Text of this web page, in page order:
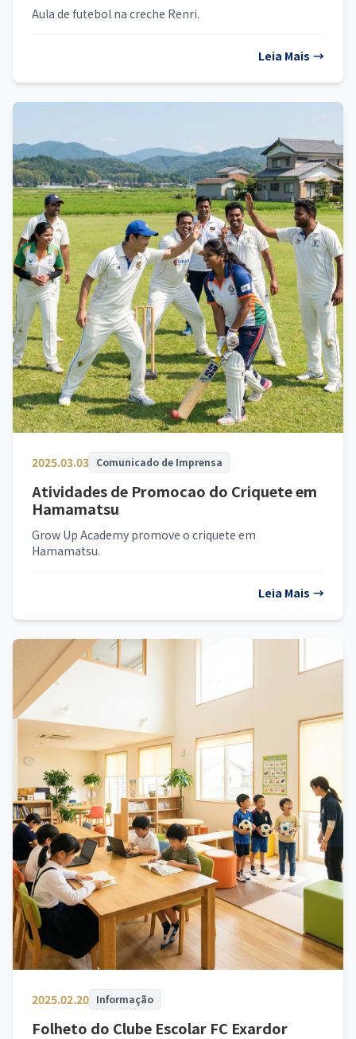
Aula de futebol na creche Renri.
Leia Mais →
2025.03.03 Comunicado de Imprensa
Atividades de Promocao do Criquete em
Hamamatsu
Grow Up Academy promove o criquete em
Hamamatsu.
Leia Mais →
2025.02.20 Informação
Folheto do Clube Escolar FC Exardor